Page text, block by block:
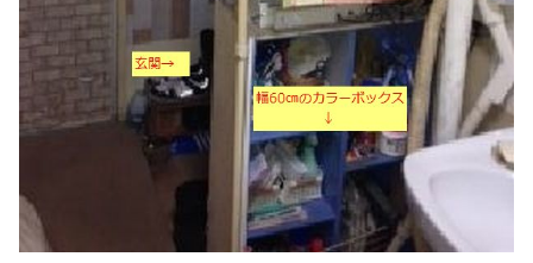
で交換取付け簡単